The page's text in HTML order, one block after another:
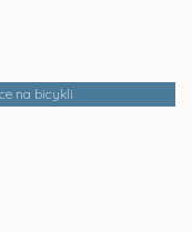
na bicykli